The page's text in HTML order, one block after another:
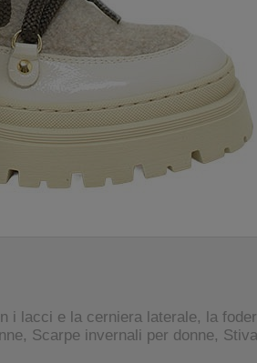
i lacci e la cerniera laterale, la
Scarpe invernali per donne,